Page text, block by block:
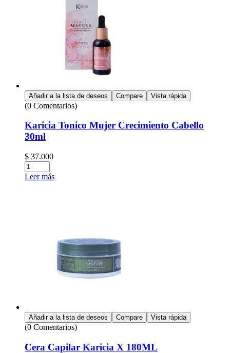
Añadir a la lista de deseos Compare Vista rápida
(0 Comentarios)
Karicia Tonico Mujer Crecimiento Cabello
30ml
$ 37.000
Leer más
Añadir a la lista de deseos Compare Vista rápida
(0 Comentarios)
Cera Capilar Karicia X 180ML